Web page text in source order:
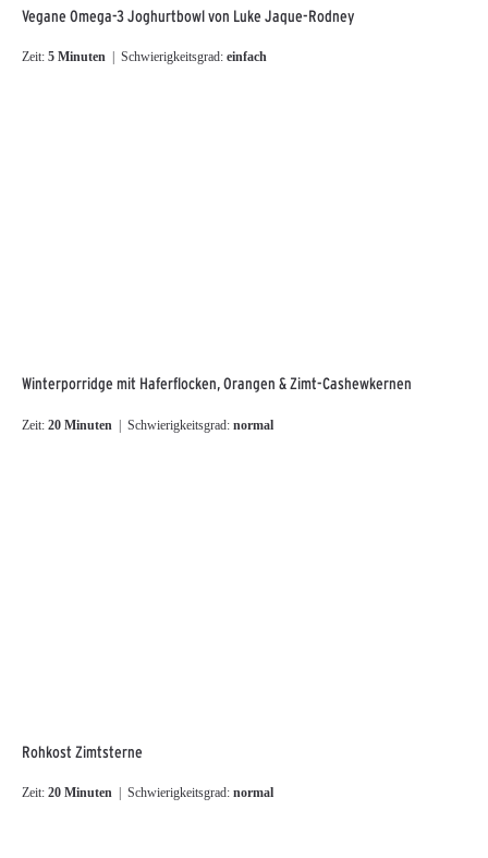
Vegane Omega-3 Joghurtbowl von Luke Jaque-Rodney
Zeit: 5 Minuten | Schwierigkeitsgrad: einfach
Winterporridge mit Haferflocken, Orangen & Zimt-Cashewkernen
Zeit: 20 Minuten | Schwierigkeitsgrad: normal
Rohkost Zimtsterne
Zeit: 20 Minuten | Schwierigkeitsgrad: normal